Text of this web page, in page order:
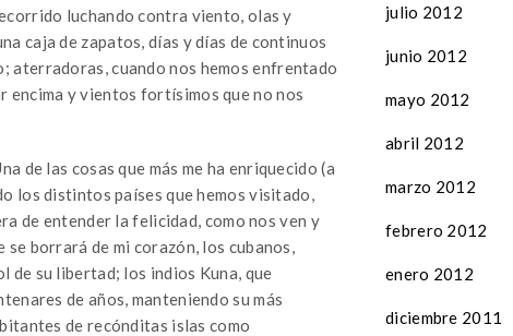
luchando contra viento, olas y
caja de zapatos, días y días de continuos
aterradoras, cuando nos hemos enfrentado
encima y vientos fortísimos que no nos
de las cosas que más me ha enriquecido (a
los distintos países que hemos visitado,
de entender la felicidad, como nos ven y
borrará de mi corazón, los cubanos,
de su libertad; los indios Kuna, que
de años, manteniendo su más
de recónditas islas como
julio 2012
junio 2012
mayo 2012
abril 2012
marzo 2012
febrero 2012
enero 2012
diciembre 2011